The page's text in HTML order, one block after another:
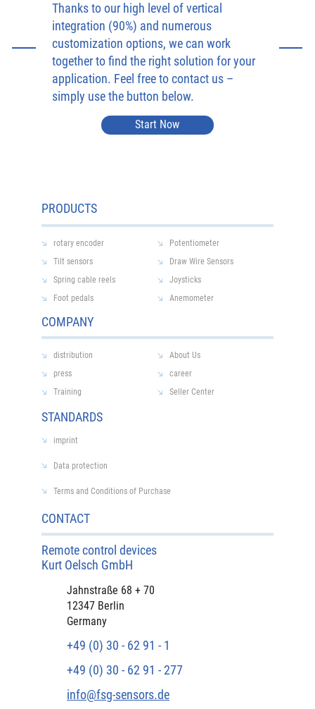
Thanks to our high level of vertical
integration (90%) and numerous
customization options, we can work
together to find the right solution for your
application. Feel free to contact us –
simply use the button below.
Start Now
PRODUCTS
COMPANY
CONTACT
rotary encoder
Potentiometer
Tilt sensors
Draw Wire Sensors
Spring cable reels
Joysticks
Foot pedals
Anemometer
Remote control devices
Kurt Oelsch GmbH
Jahnstraße 68 + 70
12347 Berlin
Germany
+49 (0) 30 - 62 91 - 1
+49 (0) 30 - 62 91 - 277
info@fsg-sensors.de
distribution
About Us
press
career
Training
Seller Center
STANDARDS
imprint
Data protection
Terms and Conditions of Purchase